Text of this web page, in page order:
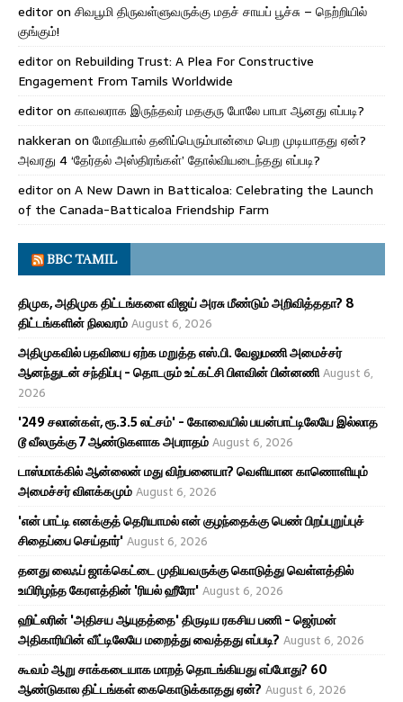
editoron சிவபூமி திருவள்ளுவருக்கு மதச் சாயப் பூச்சு – நெற்றியில்
குங்கும்!
editoron Rebuilding Trust: A Plea For Constructive
Engagement From Tamils Worldwide
editoron காவலராக இருந்தவர் மதகுரு போலே பாபா ஆனது எப்படி?
nakkeran on மோதியால் தனிப்பெரும்பான்மை பெற முடியாதது ஏன்?
அவரது 4 ‘தேர்தல் அஸ்திரங்கள்’ தோல்வியடைந்தது எப்படி?
editoron A New Dawn in Batticaloa: Celebrating the Launch
of the Canada-Batticaloa Friendship Farm
BBC TAMIL
திமுக, அதிமுக திட்டங்களை விஜய் அரசு மீண்டும் அறிவித்ததா? 8
திட்டங்களின் நிலவரம்August 6, 2026
அதிமுகவில் பதவியை ஏற்க மறுத்த எஸ்.பி. வேலுமணி அமைச்சர்
ஆனந்துடன் சந்திப்பு - தொடரும் உட்கட்சி பிளவின் பின்னணிAugust 6,
2026
'249 சலான்கள், ரூ.3.5 லட்சம்' - கோவையில் பயன்பாட்டிலேயே இல்லாத
டூ வீலருக்கு 7 ஆண்டுகளாக அபராதம்August 6, 2026
டாஸ்மாக்கில் ஆன்லைன் மது விற்பனையா? வெளியான காணொளியும்
அமைச்சர் விளக்கமும்August 6, 2026
'என் பாட்டி எனக்குத் தெரியாமல் என் குழந்தைக்கு பெண் பிறப்புறுப்புச்
சிதைப்பை செய்தார்'August 6, 2026
தனது லைஃப் ஜாக்கெட்டை முதியவருக்கு கொடுத்து வெள்ளத்தில்
உயிரிழந்த கேரளத்தின் 'ரியல் ஹீரோ'August 6, 2026
ஹிட்லரின் 'அதிசய ஆயுதத்தை' திருடிய ரகசிய பணி - ஜெர்மன்
அதிகாரியின் வீட்டிலேயே மறைத்து வைத்தது எப்படி? August 6, 2026
கூவம் ஆறு சாக்கடையாக மாறத் தொடங்கியது எப்போது? 60
ஆண்டுகால திட்டங்கள் கைகொடுக்காதது ஏன்? August 6, 2026